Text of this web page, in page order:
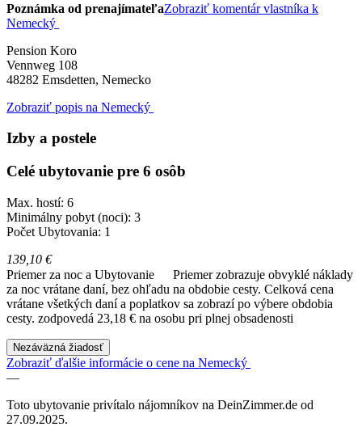
Poznámka od prenajímateľaZobraziť komentár vlastníka k
Nemecký
Pension Koro
Vennweg 108
48282 Emsdetten, Nemecko
Zobraziť popis na Nemecký
Izby a postele
Celé ubytovanie pre 6 osôb
Max. hostí: 6
Minimálny pobyt (noci): 3
Počet Ubytovania: 1
139,10 €
Priemer za noc a Ubytovanie
Priemer zobrazuje obvyklé náklady
za noc vrátane daní, bez ohľadu na obdobie cesty. Celková cena
vrátane všetkých daní a poplatkov sa zobrazí po výbere obdobia
cesty. zodpovedá 23,18 € na osobu pri plnej obsadenosti
Nezáväzná žiadosť
Zobraziť ďalšie informácie o cene na Nemecký
—
Toto ubytovanie privítalo nájomníkov na DeinZimmer.de od
27.09.2025.